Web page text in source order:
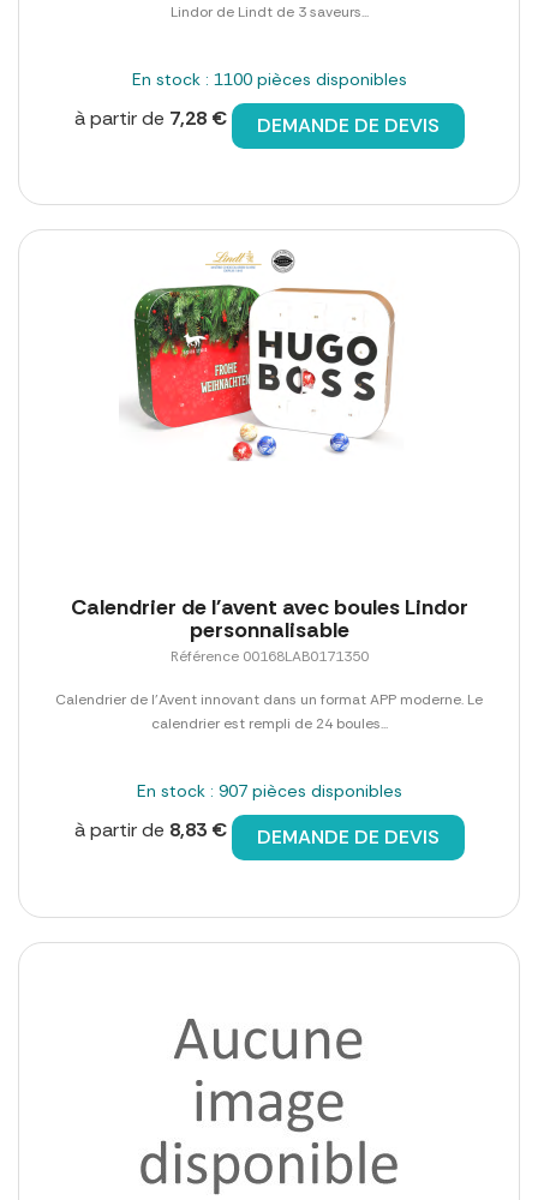
Lindor de Lindt de 3 saveurs...
En stock : 1100 pièces disponibles
à partir de 7,28 € DEMANDE DE DEVIS
Calendrier de l'avent avec boules Lindor
personnalisable
Référence 00168LAB0171350
Calendrier de l'Avent innovant dans un format APP moderne. Le
calendrier est rempli de 24 boules...
En stock : 907 pièces disponibles
à partir de 8,83 € DEMANDE DE DEVIS